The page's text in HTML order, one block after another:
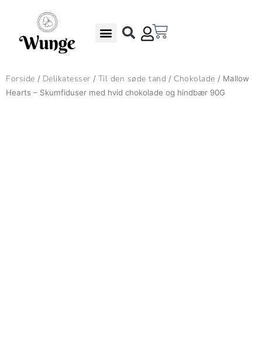
Kurv
Forside / Delikatesser / Til den søde tand / Chokolade / Mallow
Hearts – Skumfiduser med hvid chokolade og hindbær 90G